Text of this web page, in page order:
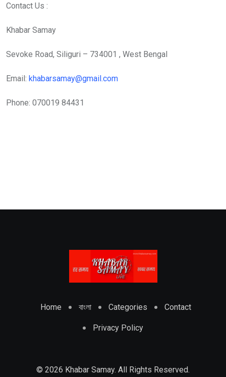
Contact Us :
Khabar Samay
Sevoke Road, Siliguri – 734001 , West Bengal
Email: khabarsamay@gmail.com
Phone: 070019 84431
Home বাংলা Categories Contact
Privacy Policy
© 2026 Khabar Samay. All Rights Reserved.